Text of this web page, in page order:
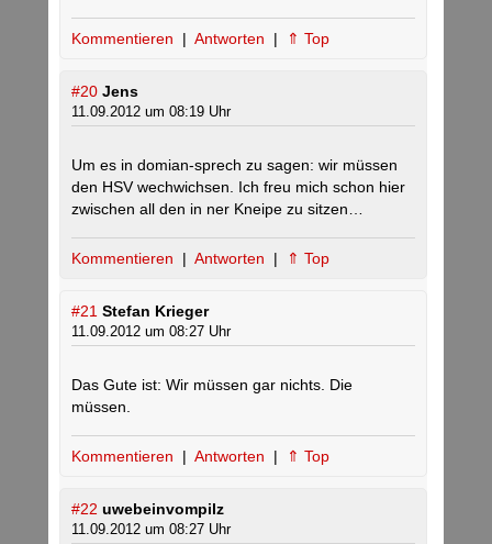
Kommentieren | Antworten | ⇑ Top
#20 Jens
11.09.2012 um 08:19 Uhr
Um es in domian-sprech zu sagen: wir müssen
den HSV wechwichsen. Ich freu mich schon hier
zwischen all den in ner Kneipe zu sitzen…
Kommentieren | Antworten | ⇑ Top
#21 Stefan Krieger
11.09.2012 um 08:27 Uhr
Das Gute ist: Wir müssen gar nichts. Die
müssen.
Kommentieren | Antworten | ⇑ Top
#22 uwebeinvompilz
11.09.2012 um 08:27 Uhr